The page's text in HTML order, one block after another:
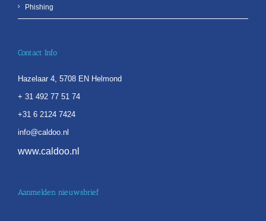
Phishing
Contact Info
Hazelaar 4, 5708 EN Helmond
+ 31 492 77 51 74
+31 6 2124 7424
info@caldoo.nl
www.caldoo.nl
Aanmelden nieuwsbrief